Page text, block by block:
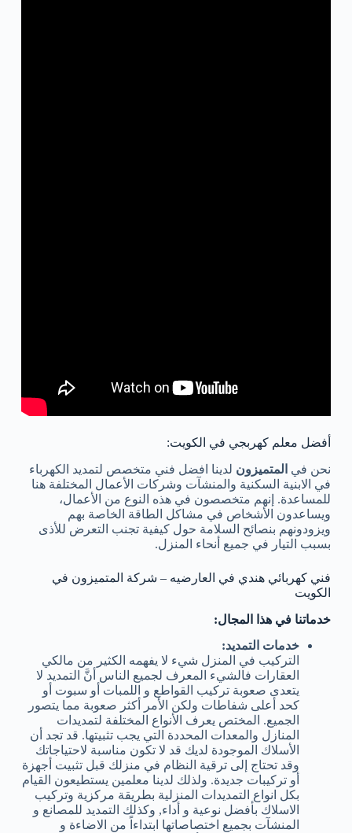
أفضل معلم كهربجي في الكويت:
نحن في المتميزون لدينا افضل فني متخصص لتمديد الكهرباء
في الابنية السكنية والمنشآت وشركات الأعمال المختلفة هنا
للمساعدة. إنهم متخصصون في هذه النوع من الأعمال،
ويساعدون الأشخاص في مشاكل الطاقة الخاصة بهم
ويزودونهم بنصائح السلامة حول كيفية تجنب التعرض للأذى
بسبب التيار في جميع أنحاء المنزل.
فني كهربائي هندي في العارضيه – شركة المتميزون في
الكويت
خدماتنا في هذا المجال:
خدمات التمديد:
التركيب في المنزل شيء لا يفهمه الكثير من مالكي
العقارات فالشيء المعرف لجميع الناس أنَّ التمديد لا
يتعدى صعوبة تركيب القواطع و اللمبات أو سبوت أو
كحد أعلى شفاطات ولكن الأمر أكثر صعوبة مما يتصور
الجميع. المختص يعرف الأنواع المختلفة لتمديدات
المنازل والمعدات المحددة التي يجب تثبيتها. قد تجد أن
الأسلاك الموجودة لديك قد لا تكون مناسبة لاحتياجاتك
وقد تحتاج إلى ترقية النظام في منزلك قبل تثبيت أجهزة
أو تركيبات جديدة. ولذلك لدينا معلمين يستطيعون القيام
بكل انواع التمديدات المنزلية بطريقة مركزية وتركيب
الاسلاك بأفضل نوعية و أداء, وكذلك التمديد للمصانع و
المنشآت بجميع اختصاصاتها ابتداءاً من الاضاءة و